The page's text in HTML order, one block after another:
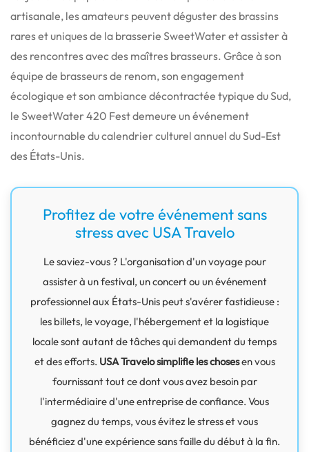
artisanale, les amateurs peuvent déguster des brassins
rares et uniques de la brasserie SweetWater et assister à
des rencontres avec des maîtres brasseurs. Grâce à son
équipe de brasseurs de renom, son engagement
écologique et son ambiance décontractée typique du Sud,
le SweetWater 420 Fest demeure un événement
incontournable du calendrier culturel annuel du Sud-Est
des États-Unis.
Profitez de votre événement sans
stress avec USA Travelo
Le saviez-vous ? L'organisation d'un voyage pour
assister à un festival, un concert ou un événement
professionnel aux États-Unis peut s'avérer fastidieuse :
les billets, le voyage, l'hébergement et la logistique
locale sont autant de tâches qui demandent du temps
et des efforts. USA Travelo simplifie les chosesen vous
fournissant tout ce dont vous avez besoin par
l'intermédiaire d'une entreprise de confiance. Vous
gagnez du temps, vous évitez le stress et vous
bénéficiez d'une expérience sans faille du début à la fin.